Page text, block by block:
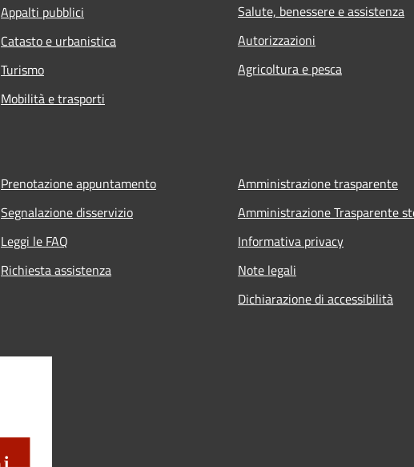
Appalti pubblici
Catasto e urbanistica
Turismo
Mobilità e trasporti
Salute, benessere e assistenza
Autorizzazioni
Agricoltura e pesca
Prenotazione appuntamento
Segnalazione disservizio
Leggi le FAQ
Richiesta assistenza
Amministrazione trasparente
Amministrazione Trasparente
Informativa privacy
Note legali
Dichiarazione di accessibilità